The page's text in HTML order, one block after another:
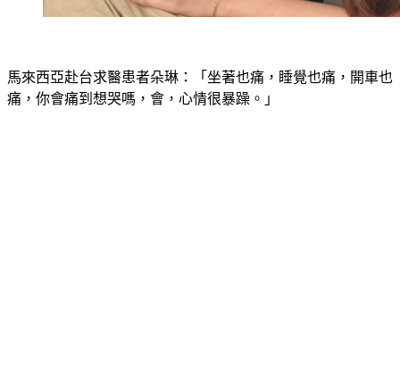
馬來西亞赴台求醫患者朵琳：「坐著也痛，睡覺也痛，開車也
痛，你會痛到想哭嗎，會，心情很暴躁。」